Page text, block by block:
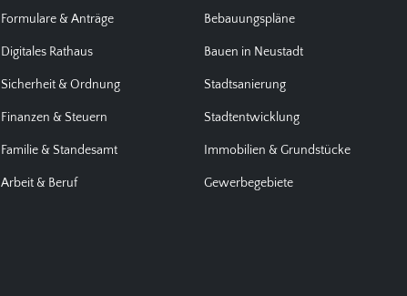
Formulare & Anträge
Digitales Rathaus
Sicherheit & Ordnung
Finanzen & Steuern
Familie & Standesamt
Arbeit & Beruf
Bebauungspläne
Bauen in Neustadt
Stadtsanierung
Stadtentwicklung
Immobilien & Grundstücke
Gewerbegebiete